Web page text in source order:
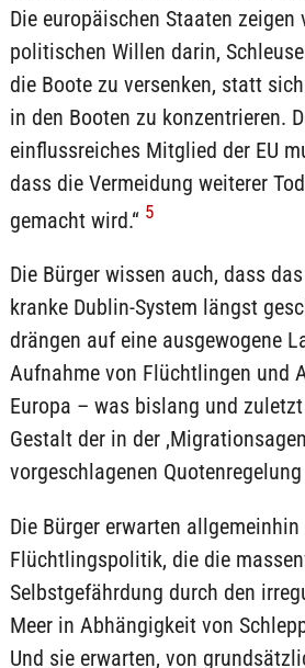
Die europäischen Staaten zeigen
politischen Willen darin,
die Boote zu versenken, statt
in den Booten zu konzentrieren.
einflussreiches Mitglied der EU
dass die Vermeidung weiterer
gemacht wird.“ 5
Die Bürger wissen auch, dass
kranke Dublin-System längst
drängen auf eine ausgewogene
Aufnahme von Flüchtlingen und
Europa – was bislang und
Gestalt der in der
vorgeschlagenen
Die Bürger erwarten allgemeinhin
Flüchtlingspolitik, die die
Selbstgefährdung durch den
Meer in Abhängigkeit von
Und sie erwarten, von